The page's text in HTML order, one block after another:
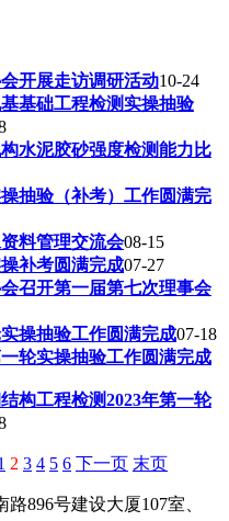
开展走访调研活动10-24
基础工程检测实操抽验
水泥胶砂强度检测能力比
抽验（补考）工作圆满完
料管理交流会08-15
补考圆满完成07-27
召开第一届第七次理事会
操抽验工作圆满完成07-18
轮实操抽验工作圆满完成
构工程检测2023年第一轮
2 3 4 5 6 下一页 末页
896号建设大厦107室、